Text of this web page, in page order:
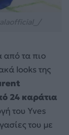
από τα πιο
looks της
24 καράτια
του Yves
του με